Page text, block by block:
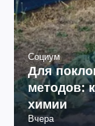
Социум
Для
методов:
химии
Вчера